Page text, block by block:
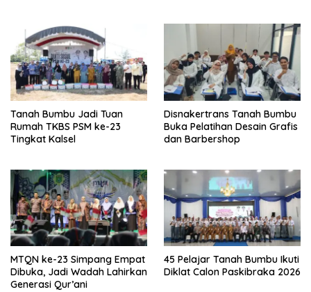
Tanah Bumbu Jadi Tuan
Rumah TKBS PSM ke-23
Tingkat Kalsel
Disnakertrans Tanah Bumbu
Buka Pelatihan Desain Grafis
dan Barbershop
MTQN ke-23 Simpang Empat
Dibuka, Jadi Wadah Lahirkan
Generasi Qur’ani
45 Pelajar Tanah Bumbu Ikuti
Diklat Calon Paskibraka 2026